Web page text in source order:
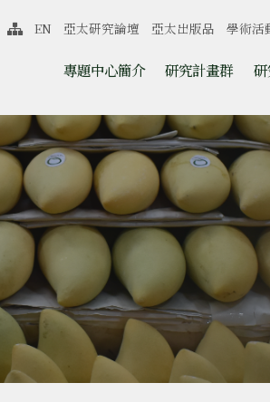
跳至中央區塊/Main Content
:::
專題中心簡介 研究計畫群
網站導覽
EN 亞太研究論壇 亞太出版品 學術活